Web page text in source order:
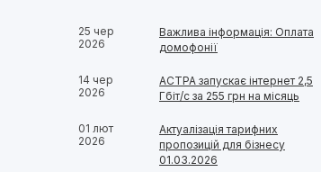
25 чер
2026
Важлива інформація: Оплата
домофонії
14 чер
2026
АСТРА запускає інтернет 2,5
Гбіт/с за 255 грн на місяць
01 лют
2026
Актуалізація тарифних
пропозицій для бізнесу
01.03.2026